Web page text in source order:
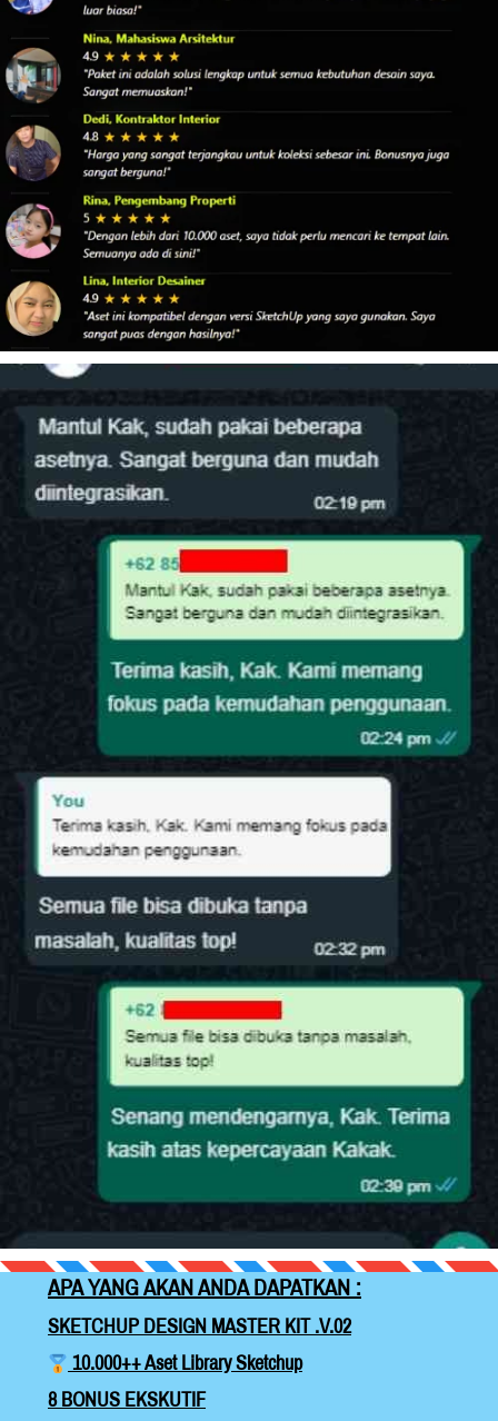
APA YANG AKAN ANDA DAPATKAN :
SKETCHUP DESIGN MASTER KIT .V.02
10.000++ Aset Library Sketchup
8 BONUS EKSKUTIF